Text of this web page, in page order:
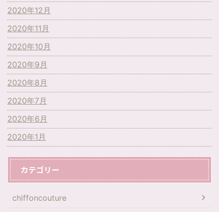
2020年12月
2020年11月
2020年10月
2020年9月
2020年8月
2020年7月
2020年6月
2020年1月
カテゴリー
chiffoncouture